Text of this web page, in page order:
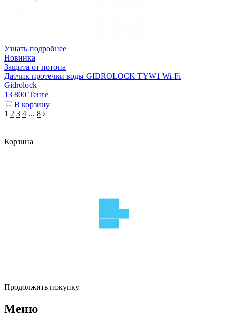
Узнать подробнее
Новинка
Защита от потопа
Датчик протечки воды GIDROLOCK TYW1 Wi-Fi
Gidrolock
13 800 Тенге
В корзину
1 2 3 4 ... 8
Корзина
Продолжить покупку
Меню